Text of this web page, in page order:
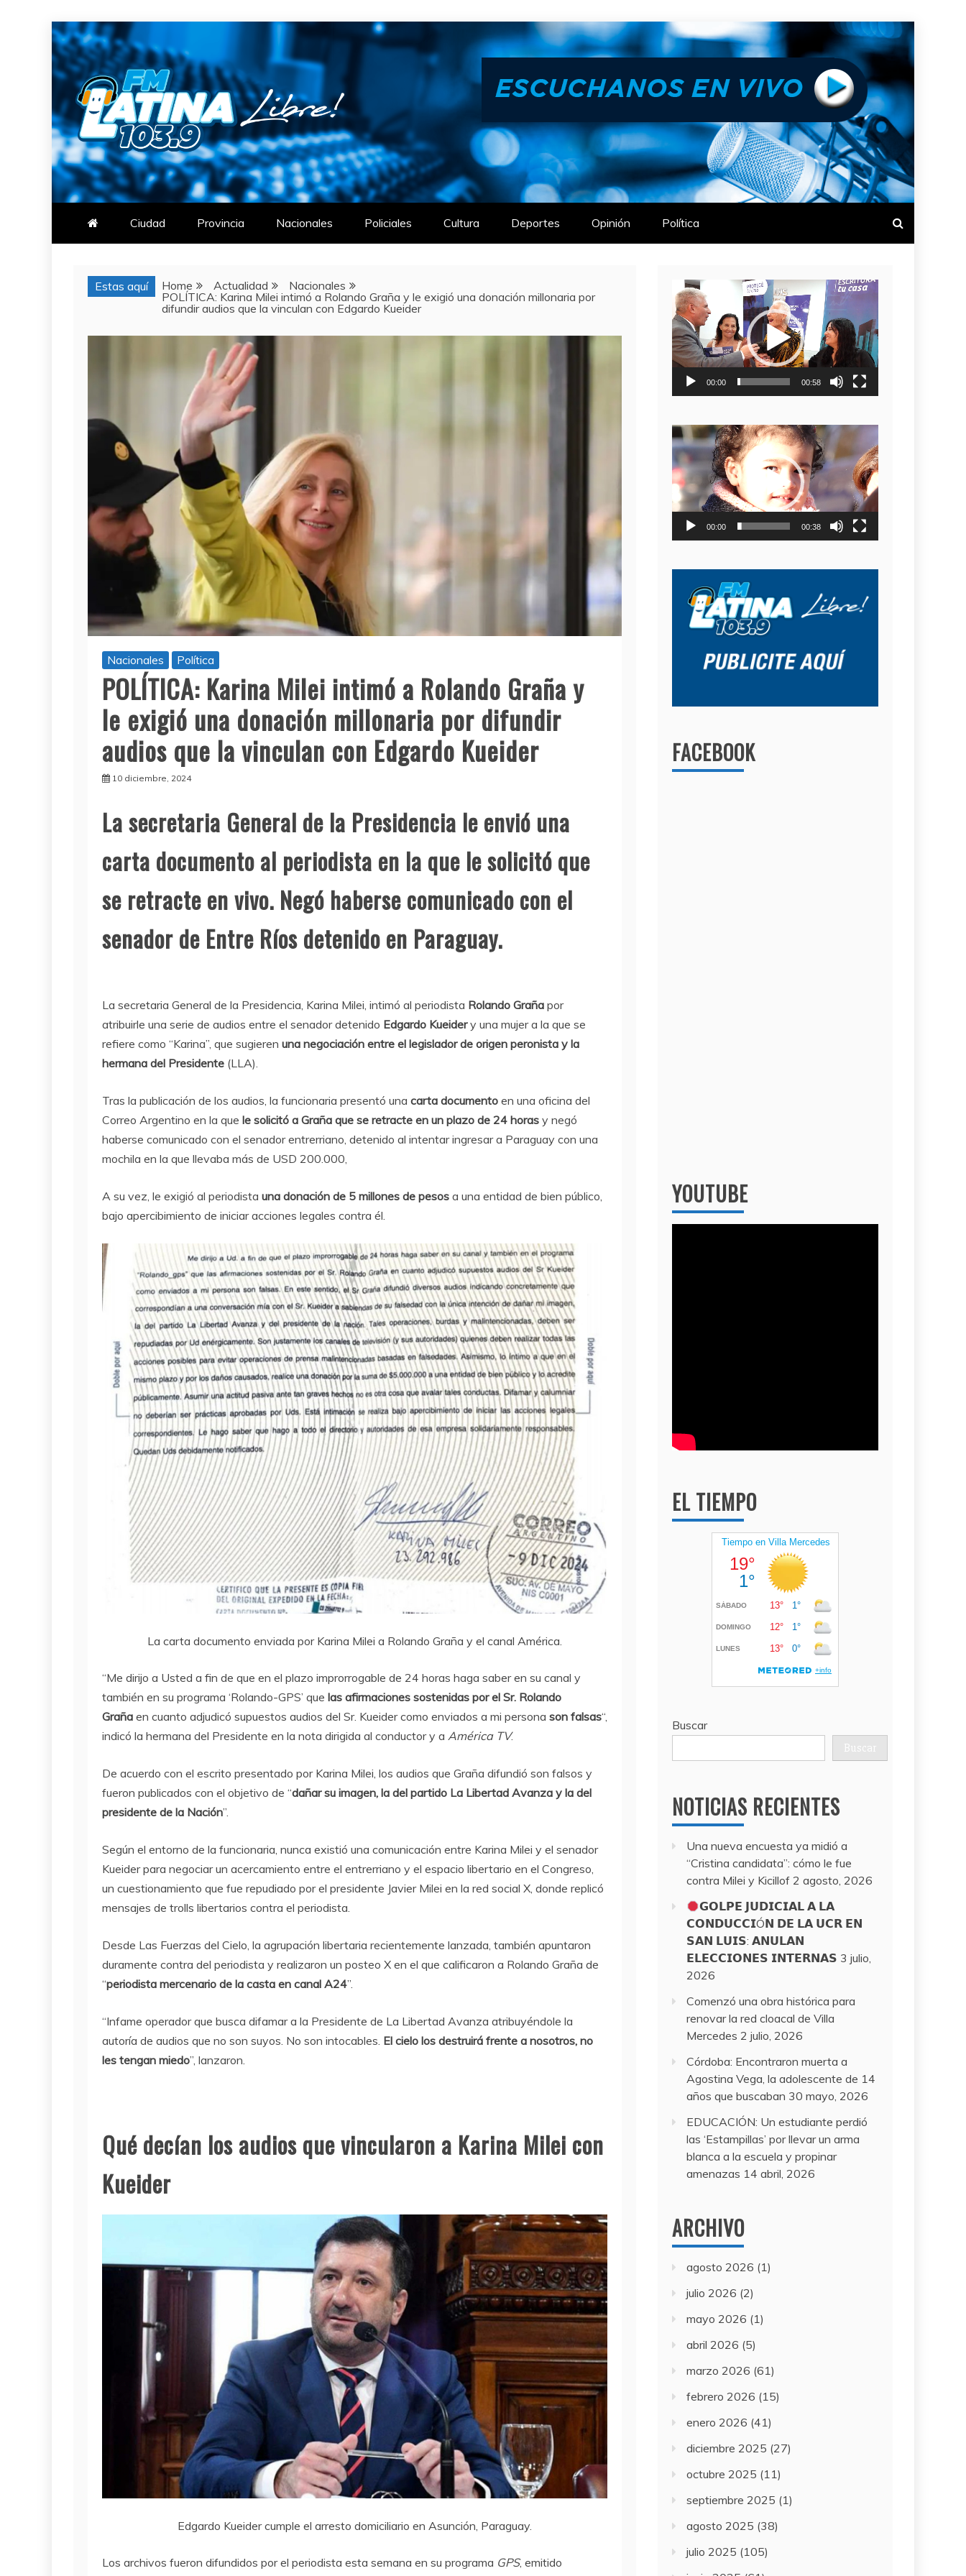
Skip
to
content
FM LATINA
NOTICIAS
Ciudad Provincia Nacionales Policiales Cultura Deportes Opinión Política
Estas aquí Home Actualidad
Nacionales
POLÍTICA: Karina Milei intimó a Rolando Graña y le exigió una donación millonaria por
difundir audios que la vinculan con Edgardo Kueider
Nacionales Política
POLÍTICA: Karina Milei intimó a Rolando Graña y
le exigió una donación millonaria por difundir
audios que la vinculan con Edgardo Kueider
10 diciembre, 2024
La secretaria General de la Presidencia le envió una
carta documento al periodista en la que le solicitó que
se retracte en vivo. Negó haberse comunicado con el
senador de Entre Ríos detenido en Paraguay.
La secretaria General de la Presidencia, Karina Milei, intimó al periodista Rolando Graña por
atribuirle una serie de audios entre el senador detenido Edgardo Kueidery una mujer a la que se
refiere como “Karina”, que sugieren una negociación entre el legislador de origen peronista y la
hermana del Presidente (LLA).
Tras la publicación de los audios, la funcionaria presentó una carta documento en una oficina del
Correo Argentino en la que le solicitó a Graña que se retracte en un plazo de 24 horas y negó
haberse comunicado con el senador entrerriano, detenido al intentar ingresar a Paraguay con una
mochila en la que llevaba más de USD 200.000,
A su vez, le exigió al periodista una donación de 5 millones de pesos a una entidad de bien público,
bajo apercibimiento de iniciar acciones legales contra él.
La carta documento enviada por Karina Milei a Rolando Graña y el canal América.
“Me dirijo a Usted a fin de que en el plazo improrrogable de 24 horas haga saber en su canal y
también en su programa ‘Rolando-GPS’ que las afirmaciones sostenidas por el Sr. Rolando
Graña en cuanto adjudicó supuestos audios del Sr. Kueider como enviados a mi persona son falsas“,
indicó la hermana del Presidente en la nota dirigida al conductor y a América TV.
De acuerdo con el escrito presentado por Karina Milei, los audios que Graña difundió son falsos y
fueron publicados con el objetivo de “dañar su imagen, la del partido La Libertad Avanza y la del
presidente de la Nación”.
Según el entorno de la funcionaria, nunca existió una comunicación entre Karina Milei y el senador
Kueider para negociar un acercamiento entre el entrerriano y el espacio libertario en el Congreso,
un cuestionamiento que fue repudiado por el presidente Javier Milei en la red social X, donde replicó
mensajes de trolls libertarios contra el periodista.
Desde Las Fuerzas del Cielo, la agrupación libertaria recientemente lanzada, también apuntaron
duramente contra del periodista y realizaron un posteo X en el que calificaron a Rolando Graña de
“periodista mercenario de la casta en canal A24”.
“Infame operador que busca difamar a la Presidente de La Libertad Avanza atribuyéndole la
autoría de audios que no son suyos. No son intocables. El cielo los destruirá frente a nosotros, no
les tengan miedo”, lanzaron.
Qué decían los audios que vincularon a Karina Milei con
Kueider
Edgardo Kueider cumple el arresto domiciliario en Asunción, Paraguay.
Los archivos fueron difundidos por el periodista esta semana en su programa GPS, emitido
Reproductor
de
video
00:00 00:58
Reproductor
de
video
00:00 00:38
FACEBOOK
YOUTUBE
EL TIEMPO
Buscar
Buscar
NOTICIAS RECIENTES
Una nueva encuesta ya midió a
“Cristina candidata”: cómo le fue
contra Milei y Kicillof 2 agosto, 2026
𝗚𝗢𝗟𝗣𝗘 𝗝𝗨𝗗𝗜𝗖𝗜𝗔𝗟 𝗔 𝗟𝗔
𝗖𝗢𝗡𝗗𝗨𝗖𝗖𝗜Ó𝗡 𝗗𝗘 𝗟𝗔 𝗨𝗖𝗥 𝗘𝗡
𝗦𝗔𝗡 𝗟𝗨𝗜𝗦: 𝗔𝗡𝗨𝗟𝗔𝗡
𝗘𝗟𝗘𝗖𝗖𝗜𝗢𝗡𝗘𝗦 𝗜𝗡𝗧𝗘𝗥𝗡𝗔𝗦 3 julio,
2026
Comenzó una obra histórica para
renovar la red cloacal de Villa
Mercedes 2 julio, 2026
Córdoba: Encontraron muerta a
Agostina Vega, la adolescente de 14
años que buscaban 30 mayo, 2026
EDUCACIÓN: Un estudiante perdió
las ‘Estampillas’ por llevar un arma
blanca a la escuela y propinar
amenazas 14 abril, 2026
ARCHIVO
agosto 2026 (1)
julio 2026 (2)
mayo 2026 (1)
abril 2026 (5)
marzo 2026 (61)
febrero 2026 (15)
enero 2026 (41)
diciembre 2025 (27)
octubre 2025 (11)
septiembre 2025 (1)
agosto 2025 (38)
julio 2025 (105)